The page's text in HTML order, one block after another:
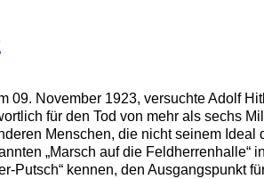
09. November 1923, versuchte Adolf
für den Tod von mehr als sechs
Menschen, die nicht seinem Ideal
„Marsch auf die Feldherrenhalle“
Putsch“ kennen, den Ausgangspunkt